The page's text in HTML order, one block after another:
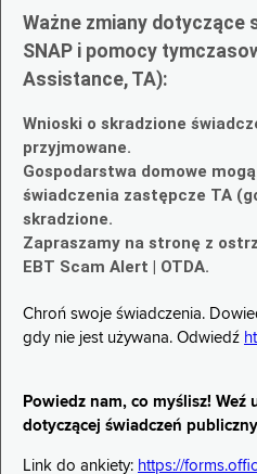
Ważne zmiany dotyczące
SNAP i pomocy
Assistance, TA):
Wnioski o skradzione
przyjmowane.
Gospodarstwa domowe
świadczenia zastępcze TA
skradzione.
Zapraszamy na stronę z
EBT Scam Alert | OTDA.
Chroń swoje świadczenia.
gdy nie jest używana. Odwiedź
Powiedz nam, co myślisz! Weź
dotyczącej świadczeń
Link do ankiety: https://